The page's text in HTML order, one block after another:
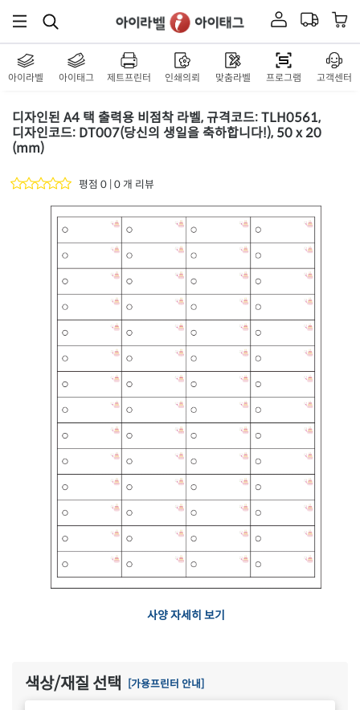
아이라벨 아이태그 제트프린터 인쇄의뢰 맞춤라벨 프로그램 고객센터
디자인된 A4 택 출력용 비점착 라벨, 규격코드: TLH0561,
디자인코드: DT007(당신의 생일을 축하합니다!), 50 x 20
(mm)
평점 0 | 0 개 리뷰
사양 자세히 보기
색상/재질 선택 [가용프린터 안내]